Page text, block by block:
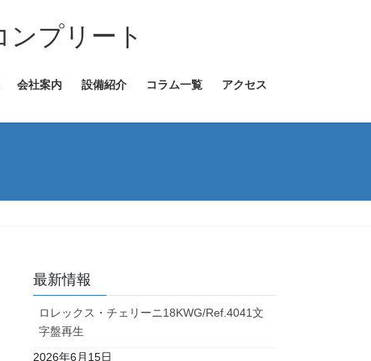
プリート
会社案内 設備紹介 コラム一覧 アクセス
最新情報
ロレックス・チェリーニ18KWG/Ref.4041文
字盤再生
2026年6月15日